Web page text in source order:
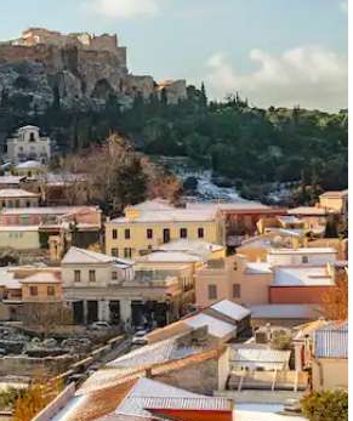
(amunt i avall), o bé fent un toc a la